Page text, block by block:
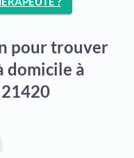
pour trouver
domicile à